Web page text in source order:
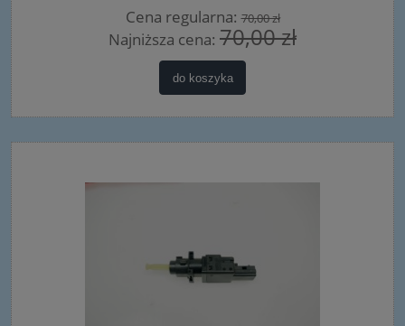
Cena regularna:70,00 zł
Najniższa cena: 70,00 zł
do koszyka